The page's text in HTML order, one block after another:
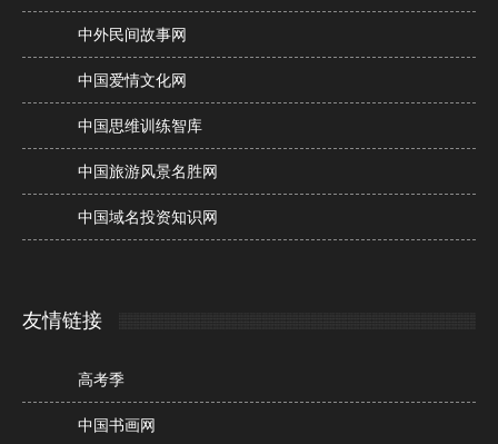
中外民间故事网
中国爱情文化网
中国思维训练智库
中国旅游风景名胜网
中国域名投资知识网
友情链接
高考季
中国书画网